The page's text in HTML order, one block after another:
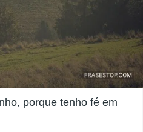
porque tenho fé em